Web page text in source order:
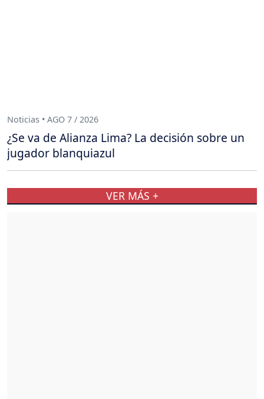
Noticias • AGO 7 / 2026
¿Se va de Alianza Lima? La decisión sobre un
jugador blanquiazul
VER MÁS +